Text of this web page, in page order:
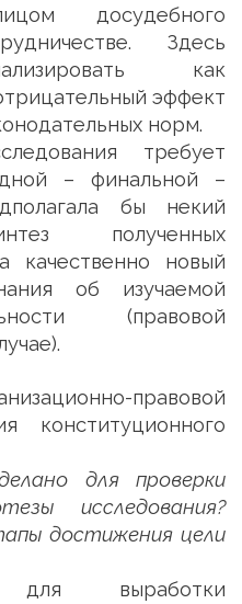
досудебного
Здесь
как
эффект
норм.
требует
– финальной –
бы некий
полученных
качественно новый
об изучаемой
(правовой
правовой
конституционного
для проверки
исследования?
достижения цели
выработки